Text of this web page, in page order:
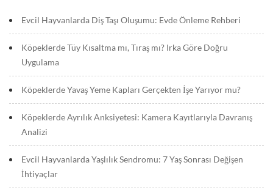
Evcil Hayvanlarda Diş Taşı Oluşumu: Evde Önleme Rehberi
Köpeklerde Tüy Kısaltma mı, Tıraş mı? Irka Göre Doğru
Uygulama
Köpeklerde Yavaş Yeme Kapları Gerçekten İşe Yarıyor mu?
Köpeklerde Ayrılık Anksiyetesi: Kamera Kayıtlarıyla Davranış
Analizi
Evcil Hayvanlarda Yaşlılık Sendromu: 7 Yaş Sonrası Değişen
İhtiyaçlar